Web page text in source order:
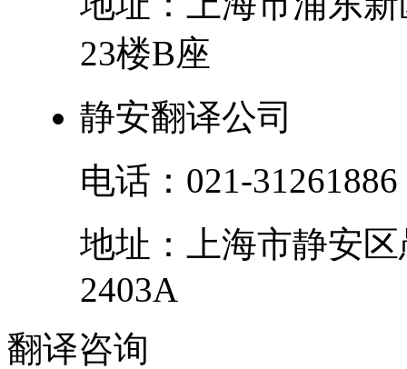
23楼B座
静安翻译公司
电话： 021-31261886
地址：
上海市静安区
2403A
翻译咨询